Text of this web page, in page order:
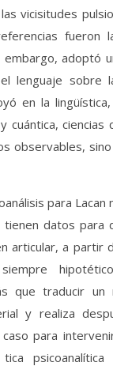
vicisitudes
fueron
embargo, adoptó
lenguaje sobre
en la
cuántica, ciencias
observables,
para Lacan
datos para
articular, a partir
que traducir un
y realiza
caso para
psicoanalítica